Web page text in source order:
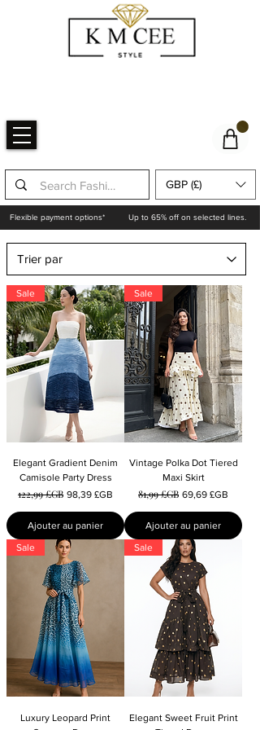
GBP (£)
Flexible payment options* Up to 65% off on selected lines.
Sale
Elegant Gradient Denim
Camisole Party Dress
Prix original
122,99 £GB Prix promotionnel
98,39 £GB
Ajouter au panier
Sale
Vintage Polka Dot Tiered
Maxi Skirt
Prix original
81,99 £GB Prix promotionnel
69,69 £GB
Ajouter au panier
Sale
Luxury Leopard Print
Sale
Elegant Sweet Fruit Print